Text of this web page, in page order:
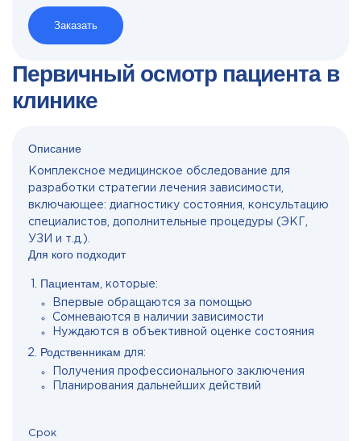
Заказать
Первичный осмотр пациента в
клинике
Описание
Комплексное медицинское обследование для
разработки стратегии лечения зависимости,
включающее: диагностику состояния, консультацию
специалистов, дополнительные процедуры (ЭКГ,
УЗИ и т.д.).
Для кого подходит
Пациентам , которые:
Впервые обращаются за помощью
Сомневаются в наличии зависимости
Нуждаются в объективной оценке состояния
Родственникам для:
Получения профессионального заключения
Планирования дальнейших действий
Срок